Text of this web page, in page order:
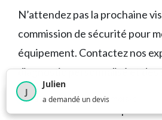
N’attendez pas la prochaine
commission de sécurité pour
équipement. Contactez nos
diagnostic personnalisé et
à votre établissement. Votre
1 373 utilisateurs ce mois-ci
J
Julien
a demandé un devis